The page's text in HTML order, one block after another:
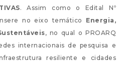
. Assim como o Edital Nº
no eixo temático Energia,
, no qual o PROARQ
internacionais de pesquisa e
resiliente e cidades